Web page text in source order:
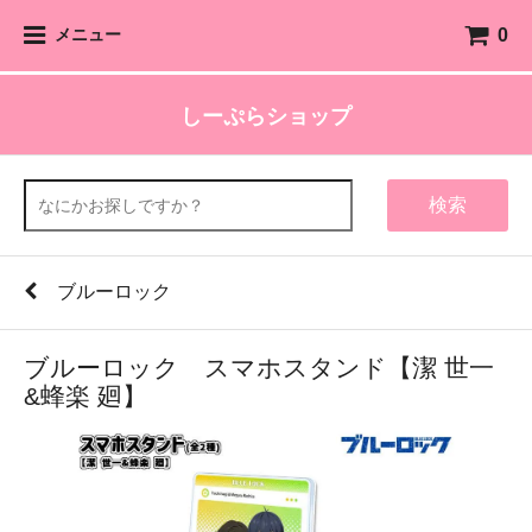
メニュー 0
しーぷらショップ
検索
ブルーロック
ブルーロック スマホスタンド【潔 世一
&蜂楽 廻】